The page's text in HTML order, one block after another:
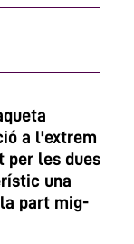
a l'extrem
per les dues
una
part mig-